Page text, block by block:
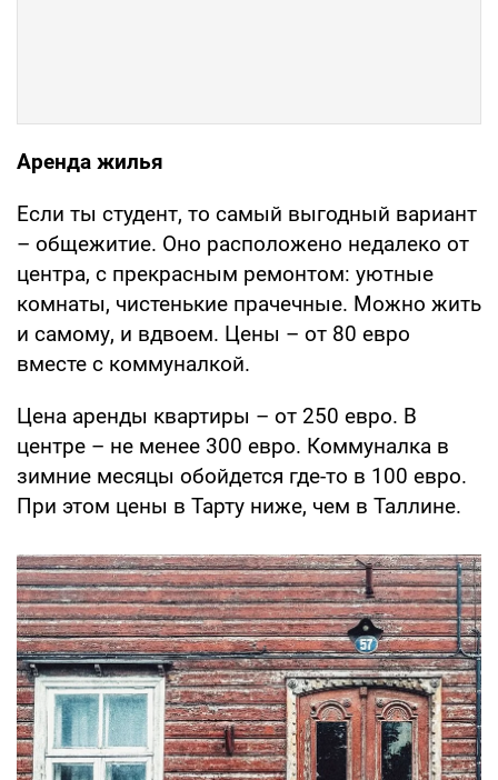
Аренда жилья
Если ты студент, то самый выгодный вариант
– общежитие. Оно расположено недалеко от
центра, с прекрасным ремонтом: уютные
комнаты, чистенькие прачечные. Можно жить
и самому, и вдвоем. Цены – от 80 евро
вместе с коммуналкой.
Цена аренды квартиры – от 250 евро. В
центре – не менее 300 евро. Коммуналка в
зимние месяцы обойдется где-то в 100 евро.
При этом цены в Тарту ниже, чем в Таллине.